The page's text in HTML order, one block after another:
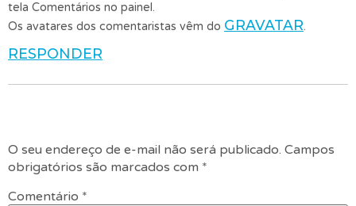
tela Comentários no painel.
Os avatares dos comentaristas vêm do GRAVATAR.
RESPONDER
O seu endereço de e-mail não será publicado. Campos
obrigatórios são marcados com *
Comentário *